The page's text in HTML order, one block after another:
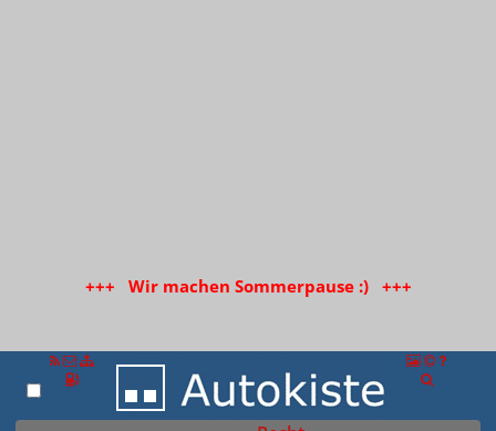
+++ Wir machen Sommerpause :) +++